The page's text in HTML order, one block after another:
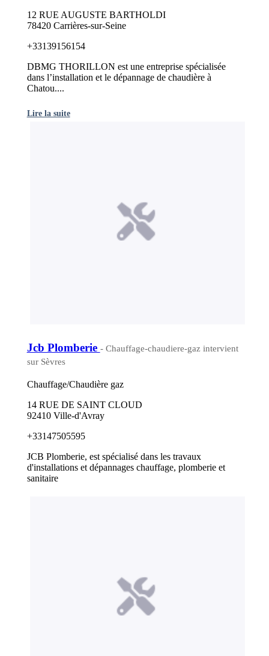
12 RUE AUGUSTE BARTHOLDI
78420 Carrières-sur-Seine
+33139156154
DBMG THORILLON est une entreprise spécialisée
dans l’installation et le dépannage de chaudière à
Chatou....
Lire la suite
Jcb Plomberie - Chauffage-chaudiere-gaz intervient
sur Sèvres
Chauffage/Chaudière gaz
14 RUE DE SAINT CLOUD
92410 Ville-d'Avray
+33147505595
JCB Plomberie, est spécialisé dans les travaux
d'installations et dépannages chauffage, plomberie et
sanitaire